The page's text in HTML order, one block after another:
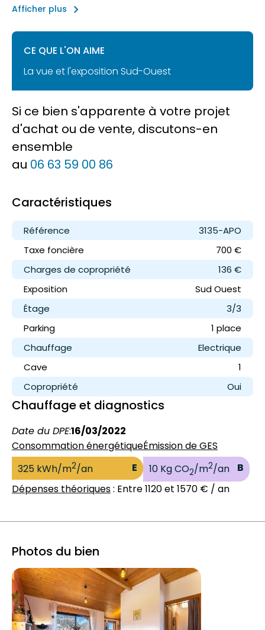
Afficher plus keyboard_arrow_right
CE QUE L'ON AIME
La vue et l'exposition Sud-Ouest
Si ce bien s'apparente à votre projet
d'achat ou de vente, discutons-en
ensemble
au 06 63 59 00 86
Caractéristiques
Référence
3135-APO
Taxe foncière
700 €
Charges de copropriété
136 €
Exposition
Sud Ouest
Étage
3/3
Parking
1 place
Chauffage
Electrique
Cave
1
Copropriété
Oui
Chauffage et diagnostics
Date du DPE:16/03/2022
Consommation énergétique
325 kWh/m2/an E
Émission de GES
10 Kg CO2/m2/an
B
Dépenses théoriques: Entre 1120 et 1570 € / an
Photos du bien